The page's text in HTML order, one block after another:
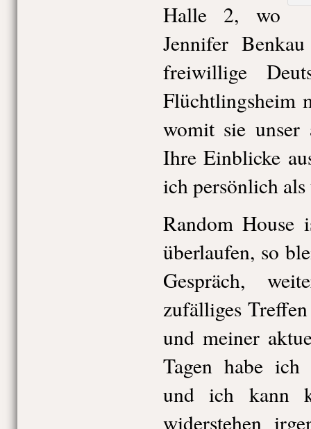
Halle 2, wo
Jennifer
freiwillige
Flüchtlingsheim
womit sie unser
Ihre Einblicke
ich persönlich
Random House
überlaufen, so
Gespräch,
zufälliges
und meiner
Tagen habe ich
und ich kann
widerstehen